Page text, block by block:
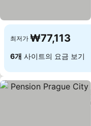
최저가 ₩77,113
6개 사이트의 요금 보기